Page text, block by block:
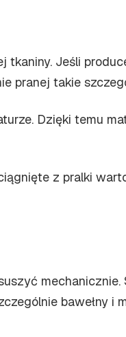
Jeśli
takie
Dzięki temu
z pralki
mechanicznie.
bawełny i